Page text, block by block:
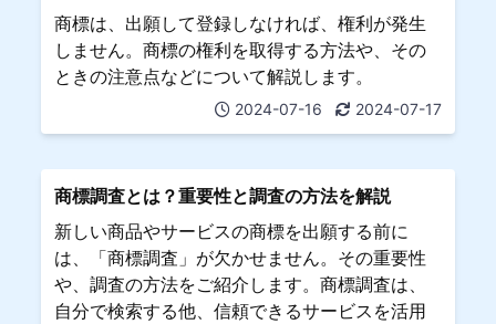
商標は、出願して登録しなければ、権利が発生
しません。商標の権利を取得する方法や、その
ときの注意点などについて解説します。
2024-07-16 2024-07-17
商標調査とは？重要性と調査の方法を解説
新しい商品やサービスの商標を出願する前に
は、「商標調査」が欠かせません。その重要性
や、調査の方法をご紹介します。商標調査は、
自分で検索する他、信頼できるサービスを活用